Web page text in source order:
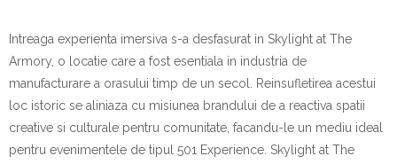
Intreaga experienta imersiva s-a desfasurat in Skylight at The
Armory, o locatie care a fost esentiala in industria de
manufacturare a orasului timp de un secol. Reinsufletirea acestui
loc istoric se aliniaza cu misiunea brandului de a reactiva spatii
creative si culturale pentru comunitate, facandu-le un mediu ideal
pentru evenimentele de tipul 501 Experience. Skylight at The